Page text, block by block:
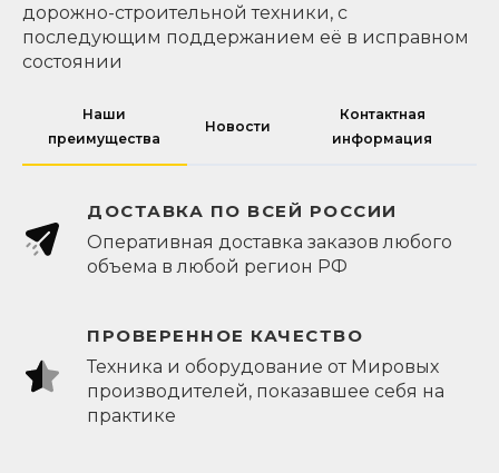
дорожно-строительной техники, с
последующим поддержанием её в исправном
состоянии
Наши
преимущества
Новости
Контактная
информация
ДОСТАВКА ПО ВСЕЙ РОССИИ
Оперативная доставка заказов любого
объема в любой регион РФ
ПРОВЕРЕННОЕ КАЧЕСТВО
Техника и оборудование от Мировых
производителей, показавшее себя на
практике